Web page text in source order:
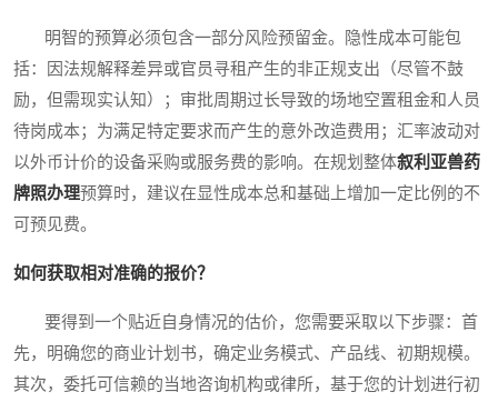
明智的预算必须包含一部分风险预留金。隐性成本可能包
括：因法规解释差异或官员寻租产生的非正规支出（尽管不鼓
励，但需现实认知）；审批周期过长导致的场地空置租金和人员
待岗成本；为满足特定要求而产生的意外改造费用；汇率波动对
以外币计价的设备采购或服务费的影响。在规划整体叙利亚兽药
牌照办理预算时，建议在显性成本总和基础上增加一定比例的不
可预见费。
如何获取相对准确的报价？
要得到一个贴近自身情况的估价，您需要采取以下步骤：首
先，明确您的商业计划书，确定业务模式、产品线、初期规模。
其次，委托可信赖的当地咨询机构或律所，基于您的计划进行初